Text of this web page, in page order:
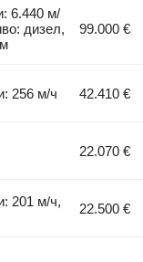
6.440 м/
дизел,
99.000 €
256 м/ч 42.410 €
22.070 €
201 м/ч,
22.500 €